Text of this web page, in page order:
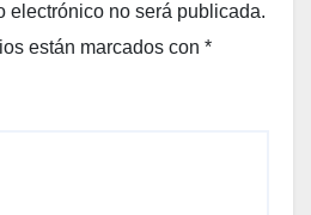
electrónico no será publicada.
están marcados con *